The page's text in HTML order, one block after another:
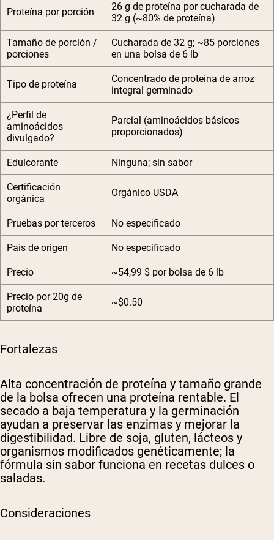
Proteína por porción
26 g de proteína por cucharada de
32 g (~80% de proteína)
Tamaño de porción /
porciones
Cucharada de 32 g; ~85 porciones
en una bolsa de 6 lb
Tipo de proteína
Concentrado de proteína de arroz
integral germinado
¿Perfil de
aminoácidos
divulgado?
Parcial (aminoácidos básicos
proporcionados)
Edulcorante Ninguna; sin sabor
Certificación
orgánica
Orgánico USDA
Pruebas por terceros No especificado
País de origen No especificado
Precio ~54,99 $ por bolsa de 6 lb
Precio por 20g de
proteína
~$0.50
Fortalezas
Alta concentración de proteína y tamaño grande
de la bolsa ofrecen una proteína rentable. El
secado a baja temperatura y la germinación
ayudan a preservar las enzimas y mejorar la
digestibilidad. Libre de soja, gluten, lácteos y
organismos modificados genéticamente; la
fórmula sin sabor funciona en recetas dulces o
saladas.
Consideraciones